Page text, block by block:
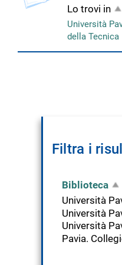
Lo trovi in
Università
della Tecnica
Filtra i
Biblioteca